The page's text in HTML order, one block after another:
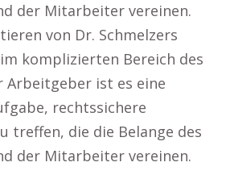
der Mitarbeiter vereinen.
von Dr. Schmelzers
komplizierten Bereich des
Arbeitgeber ist es eine
rechtssichere
treffen, die die Belange des
der Mitarbeiter vereinen.